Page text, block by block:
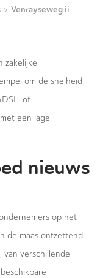
> Venrayseweg ii
zakelijke
om de snelheid
of
een lage
nieuws
op het
de maas ontzettend
van verschillende